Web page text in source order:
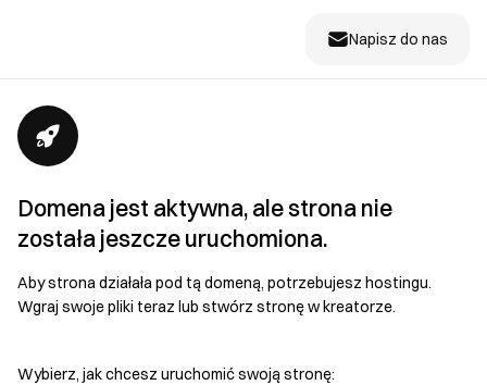
Napisz do nas
Domena jest aktywna, ale strona nie
została jeszcze uruchomiona.
Aby strona działała pod tą domeną, potrzebujesz hostingu.
Wgraj swoje pliki teraz lub stwórz stronę w kreatorze.
Wybierz, jak chcesz uruchomić swoją stronę: